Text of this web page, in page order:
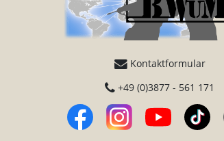
Kontaktformular
+49 (0)3877 - 561 171